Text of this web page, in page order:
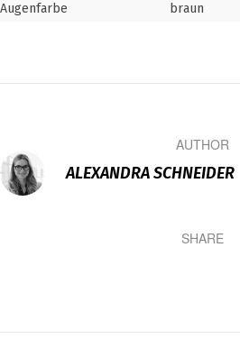
Augenfarbe
braun
AUTHOR
ALEXANDRA SCHNEIDER
SHARE